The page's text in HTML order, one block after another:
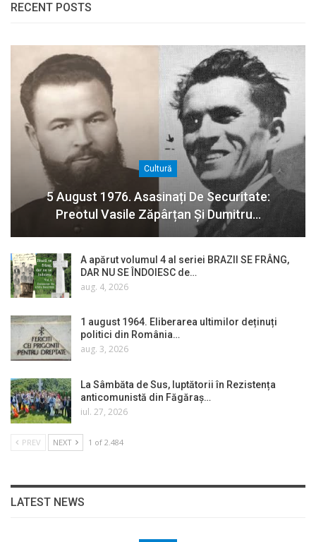
RECENT POSTS
Cultură
5 August 1976. Asasinați De Securitate:
Preotul Vasile Zăpârțan Și Dumitru…
A apărut volumul 4 al seriei BRAZII SE FRÂNG,
DAR NU SE ÎNDOIESC de…
aug. 4, 2026
1 august 1964. Eliberarea ultimilor deținuți
politici din România…
aug. 3, 2026
La Sâmbăta de Sus, luptătorii în Rezistența
anticomunistă din Făgăraș…
iul. 27, 2026
PREV NEXT 1 of 2.484
LATEST NEWS